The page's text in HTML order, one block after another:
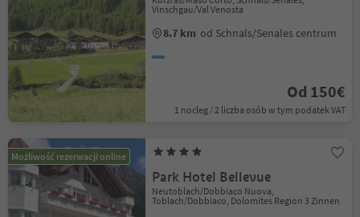
Vinschgau/Val Venosta
8.7 km od Schnals/Senales centrum
Od 150€
1 nocleg / 2 liczba osób w tym podatek VAT
Możliwość rezerwacji online
Park Hotel Bellevue
Neutoblach/Dobbiaco Nuova,
Toblach/Dobbiaco, Dolomites Region 3 Zinnen